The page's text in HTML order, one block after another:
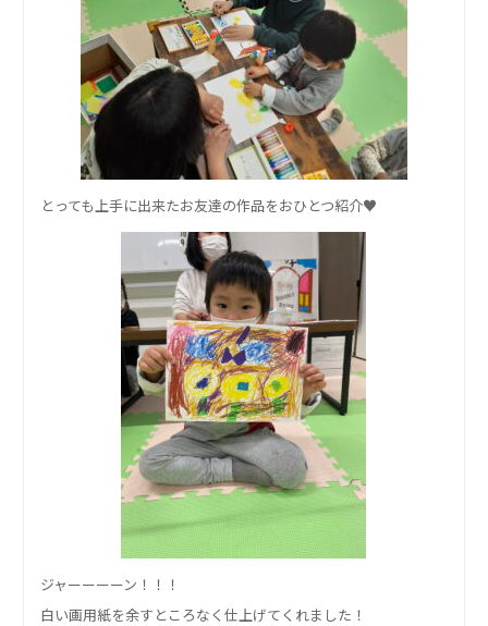
とっても上手に出来たお友達の作品をおひとつ紹介♥
ジャーーーーン！！！
白い画用紙を余すところなく仕上げてくれました！